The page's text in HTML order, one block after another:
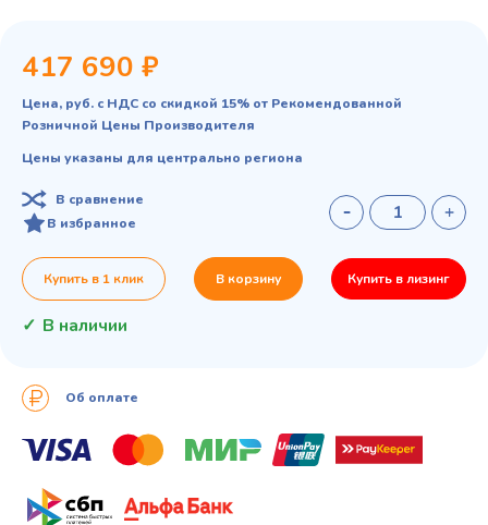
417 690 ₽
Цена, руб. с НДС со скидкой 15% от Рекомендованной
Розничной Цены Производителя
Цены указаны для центрально региона
В сравнение
В избранное
Купить в 1 клик В корзину Купить в лизинг
В наличии
Об оплате